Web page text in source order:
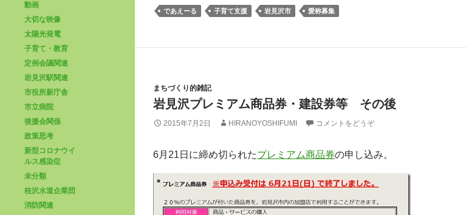
であえーる 子育て支援 岩見沢市 愛称募集
まちづくり的雑記
岩見沢プレミアム商品券・建設券等 その後
2015年7月2日 HIRANOYOSHIFUMI コメントをどうぞ
6月21日に締め切られたプレミアム商品券の申し込み。
動画
大切な映像
太陽光発電
子育て・教育
定例会議関連
岩見沢駅関連
市役所新庁舎
市立病院
後援会関係
政策思考
新型コロナウイ
ルス感染症
未分類
桂沢水道企業団
消防関連